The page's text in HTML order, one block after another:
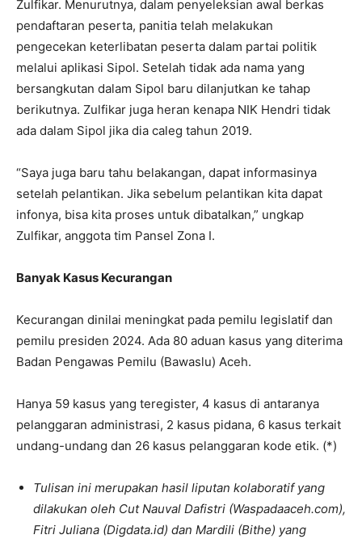
Zulfikar. Menurutnya, dalam penyeleksian awal berkas
pendaftaran peserta, panitia telah melakukan
pengecekan keterlibatan peserta dalam partai politik
melalui aplikasi Sipol. Setelah tidak ada nama yang
bersangkutan dalam Sipol baru dilanjutkan ke tahap
berikutnya. Zulfikar juga heran kenapa NIK Hendri tidak
ada dalam Sipol jika dia caleg tahun 2019.
“Saya juga baru tahu belakangan, dapat informasinya
setelah pelantikan. Jika sebelum pelantikan kita dapat
infonya, bisa kita proses untuk dibatalkan,” ungkap
Zulfikar, anggota tim Pansel Zona I.
Banyak Kasus Kecurangan
Kecurangan dinilai meningkat pada pemilu legislatif dan
pemilu presiden 2024. Ada 80 aduan kasus yang diterima
Badan Pengawas Pemilu (Bawaslu) Aceh.
Hanya 59 kasus yang teregister, 4 kasus di antaranya
pelanggaran administrasi, 2 kasus pidana, 6 kasus terkait
undang-undang dan 26 kasus pelanggaran kode etik. (*)
Tulisan ini merupakan hasil liputan kolaboratif yang
dilakukan oleh Cut Nauval Dafistri (Waspadaaceh.com),
Fitri Juliana (Digdata.id) dan Mardili (Bithe) yang